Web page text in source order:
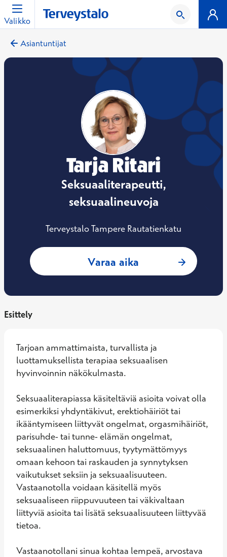
Valikko
Asiantuntijat
Tarja Ritari
Seksuaaliterapeutti,
seksuaalineuvoja
Terveystalo Tampere Rautatienkatu
Varaa aika : Tarja Ritari,
Esittely
Tarjoan ammattimaista, turvallista ja
luottamuksellista terapiaa seksuaalisen
hyvinvoinnin näkökulmasta.
Seksuaaliterapiassa käsiteltäviä asioita voivat olla
esimerkiksi yhdyntäkivut, erektiohäiriöt tai
ikääntymiseen liittyvät ongelmat, orgasmihäiriöt,
parisuhde- tai tunne- elämän ongelmat,
seksuaalinen haluttomuus, tyytymättömyys
omaan kehoon tai raskauden ja synnytyksen
vaikutukset seksiin ja seksuaalisuuteen.
Vastaanotolla voidaan käsitellä myös
seksuaaliseen riippuvuuteen tai väkivaltaan
liittyviä asioita tai lisätä seksuaalisuuteen liittyvää
tietoa.
Vastaanotollani sinua kohtaa lempeä, arvostava